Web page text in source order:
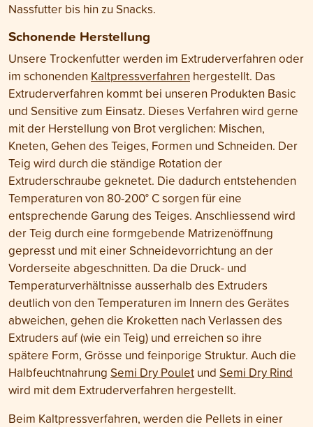
Nassfutter bis hin zu Snacks.
Schonende Herstellung
Unsere Trockenfutter werden im Extruderverfahren oder
im schonenden Kaltpressverfahren hergestellt. Das
Extruderverfahren kommt bei unseren Produkten Basic
und Sensitive zum Einsatz. Dieses Verfahren wird gerne
mit der Herstellung von Brot verglichen: Mischen,
Kneten, Gehen des Teiges, Formen und Schneiden. Der
Teig wird durch die ständige Rotation der
Extruderschraube geknetet. Die dadurch entstehenden
Temperaturen von 80-200° C sorgen für eine
entsprechende Garung des Teiges. Anschliessend wird
der Teig durch eine formgebende Matrizenöffnung
gepresst und mit einer Schneidevorrichtung an der
Vorderseite abgeschnitten. Da die Druck- und
Temperaturverhältnisse ausserhalb des Extruders
deutlich von den Temperaturen im Innern des Gerätes
abweichen, gehen die Kroketten nach Verlassen des
Extruders auf (wie ein Teig) und erreichen so ihre
spätere Form, Grösse und feinporige Struktur. Auch die
Halbfeuchtnahrung Semi Dry Poulet und Semi Dry Rind
wird mit dem Extruderverfahren hergestellt.
Beim Kaltpressverfahren, werden die Pellets in einer